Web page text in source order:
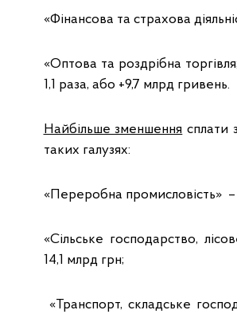
«Фiнансова та страхова
«Оптова та роздрібна
1,1 раза, або +9,7 млрд гривень.
Найбільше зменшення сплати
таких галузях:
«Переробна промисловість»
«Сільське господарство,
14,1 млрд грн;
«Транспорт, складське